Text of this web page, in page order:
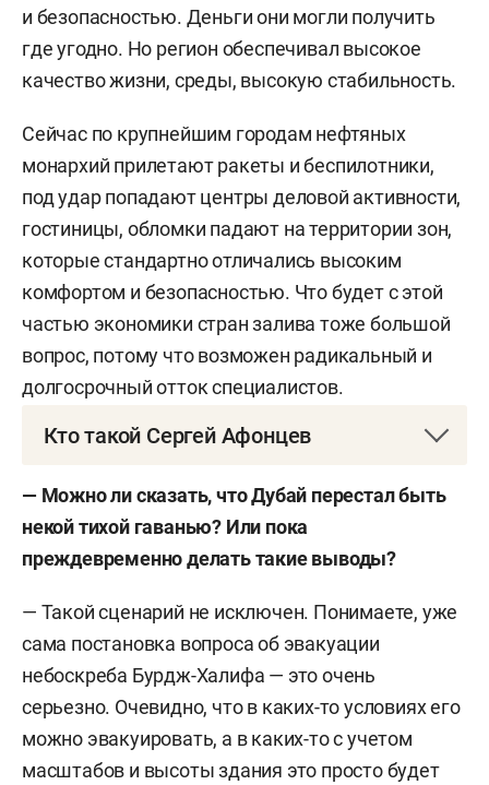
и безопасностью. Деньги они могли получить
где угодно. Но регион обеспечивал высокое
качество жизни, среды, высокую стабильность.
Сейчас по крупнейшим городам нефтяных
монархий прилетают ракеты и беспилотники,
под удар попадают центры деловой активности,
гостиницы, обломки падают на территории зон,
которые стандартно отличались высоким
комфортом и безопасностью. Что будет с этой
частью экономики стран залива тоже большой
вопрос, потому что возможен радикальный и
долгосрочный отток специалистов.
Кто такой Сергей Афонцев
января 1973 года в Москве.
В 1994-м с отличием окончил экономический
университета им. Ломоносова по специальности
В 1996 году защитил кандидатскую
диссертацию, в 2010-м — докторскую. В 2016
году избран членом-корреспондентом
— Можно ли сказать, что Дубай перестал быть
некой тихой гаванью? Или пока
преждевременно делать такие выводы?
— Такой сценарий не исключен. Понимаете, уже
сама постановка вопроса об эвакуации
небоскреба Бурдж-Халифа — это очень
серьезно. Очевидно, что в каких-то условиях его
можно эвакуировать, а в каких-то с учетом
масштабов и высоты здания это просто будет